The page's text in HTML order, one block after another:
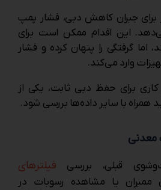
برای جبران کاهش دبی، فشار پمپ
این اقدام ممکن است برای
اما گرفتگی را پنهان کرده و فشار
وارد می‌کند.
برای حفظ دبی ثابت، یکی از
همراه با سایر داده‌ها بررسی شود.
معدنی
قبلی، بررسی فیلترهای
ممبران یا مشاهده رسوبات در